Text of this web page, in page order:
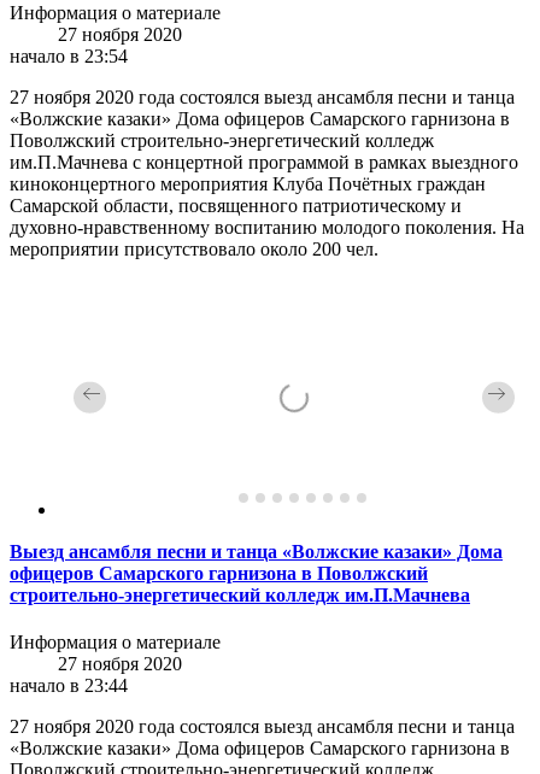
Информация о материале
27 ноября 2020
начало в 23:54
27 ноября 2020 года состоялся выезд ансамбля песни и танца
«Волжские казаки» Дома офицеров Самарского гарнизона в
Поволжский строительно-энергетический колледж
им.П.Мачнева с концертной программой в рамках выездного
киноконцертного мероприятия Клуба Почётных граждан
Самарской области, посвященного патриотическому и
духовно-нравственному воспитанию молодого поколения. На
мероприятии присутствовало около 200 чел.
Выезд ансамбля песни и танца «Волжские казаки» Дома
офицеров Самарского гарнизона в Поволжский
строительно-энергетический колледж им.П.Мачнева
Информация о материале
27 ноября 2020
начало в 23:44
27 ноября 2020 года состоялся выезд ансамбля песни и танца
«Волжские казаки» Дома офицеров Самарского гарнизона в